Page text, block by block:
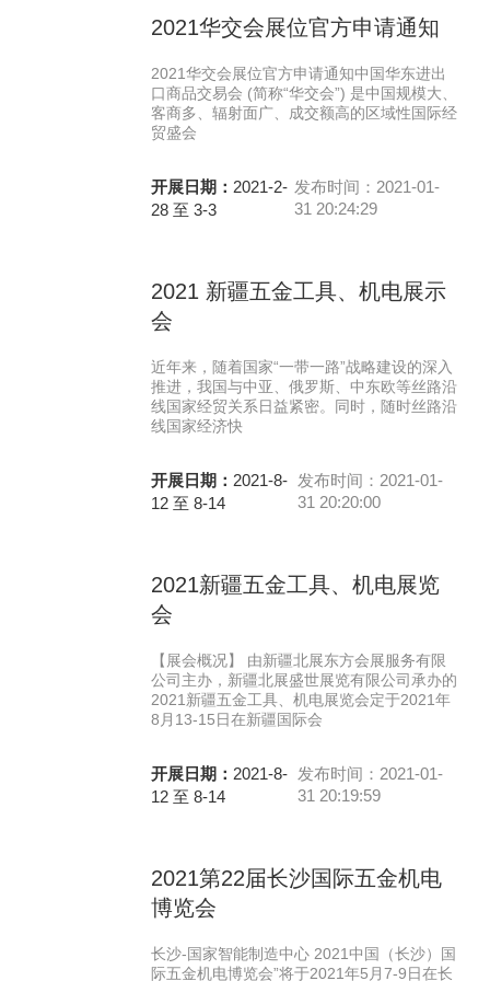
2021华交会展位官方申请通知
2021华交会展位官方申请通知中国华东进出
口商品交易会 (简称“华交会”) 是中国规模大、
客商多、辐射面广、成交额高的区域性国际经
贸盛会
开展日期： 2021-2-
28 至 3-3
发布时间：2021-01-
31 20:24:29
2021 新疆五金工具、机电展示
会
近年来，随着国家“一带一路”战略建设的深入
推进，我国与中亚、俄罗斯、中东欧等丝路沿
线国家经贸关系日益紧密。同时，随时丝路沿
线国家经济快
开展日期： 2021-8-
12 至 8-14
发布时间：2021-01-
31 20:20:00
2021新疆五金工具、机电展览
会
【展会概况】 由新疆北展东方会展服务有限
公司主办，新疆北展盛世展览有限公司承办的
2021新疆五金工具、机电展览会定于2021年
8月13-15日在新疆国际会
开展日期： 2021-8-
12 至 8-14
发布时间：2021-01-
31 20:19:59
2021第22届长沙国际五金机电
博览会
长沙-国家智能制造中心 2021中国（长沙）国
际五金机电博览会”将于2021年5月7-9日在长